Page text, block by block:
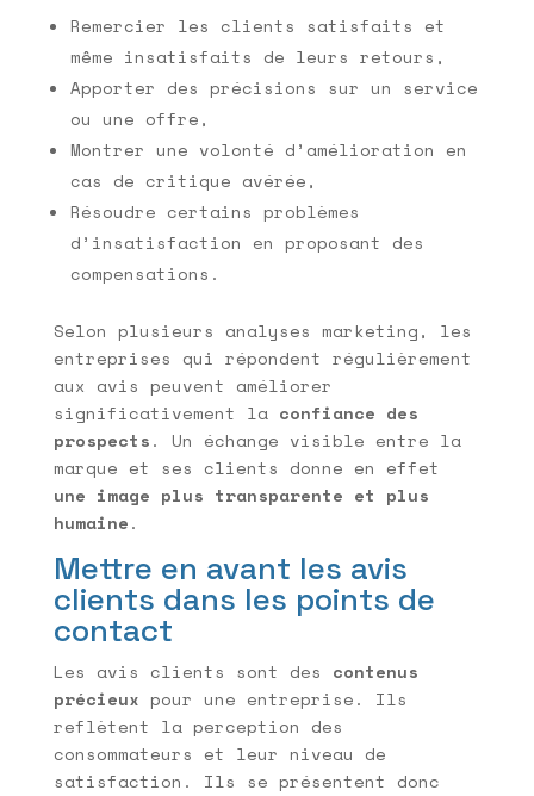
Remercier les clients satisfaits et
même insatisfaits de leurs retours,
Apporter des précisions sur un service
ou une offre,
Montrer une volonté d’amélioration en
cas de critique avérée,
Résoudre certains problèmes
d’insatisfaction en proposant des
compensations.
Selon plusieurs analyses marketing, les
entreprises qui répondent régulièrement
aux avis peuvent améliorer
significativement la confiance des
prospects. Un échange visible entre la
marque et ses clients donne en effet
une image plus transparente et plus
humaine.
Mettre en avant les avis
clients dans les points de
contact
Les avis clients sont des contenus
précieux pour une entreprise. Ils
reflètent la perception des
consommateurs et leur niveau de
satisfaction. Ils se présentent donc